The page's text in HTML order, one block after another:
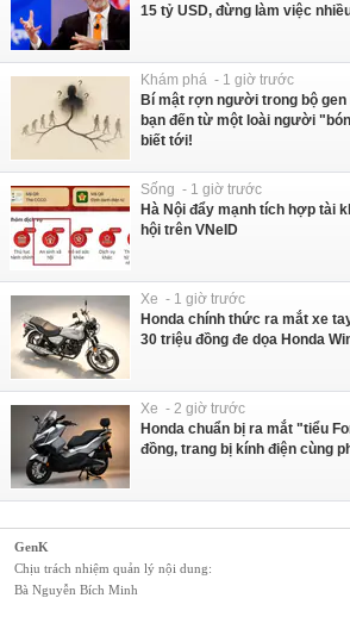
15 tỷ USD, đừng làm việc
Khám phá - 1 giờ trước
Bí mật rợn người trong bộ gen
bạn đến từ một loài người
biết tới!
Sống - 1 giờ trước
Hà Nội đẩy mạnh tích hợp tài
hội trên VNeID
Xe - 1 giờ trước
Honda chính thức ra mắt xe
30 triệu đồng đe dọa Honda
Xe - 2 giờ trước
Honda chuẩn bị ra mắt "tiểu
đồng, trang bị kính điện cùng
GenK
Chịu trách nhiệm quản lý nội dung:
Bà Nguyễn Bích Minh